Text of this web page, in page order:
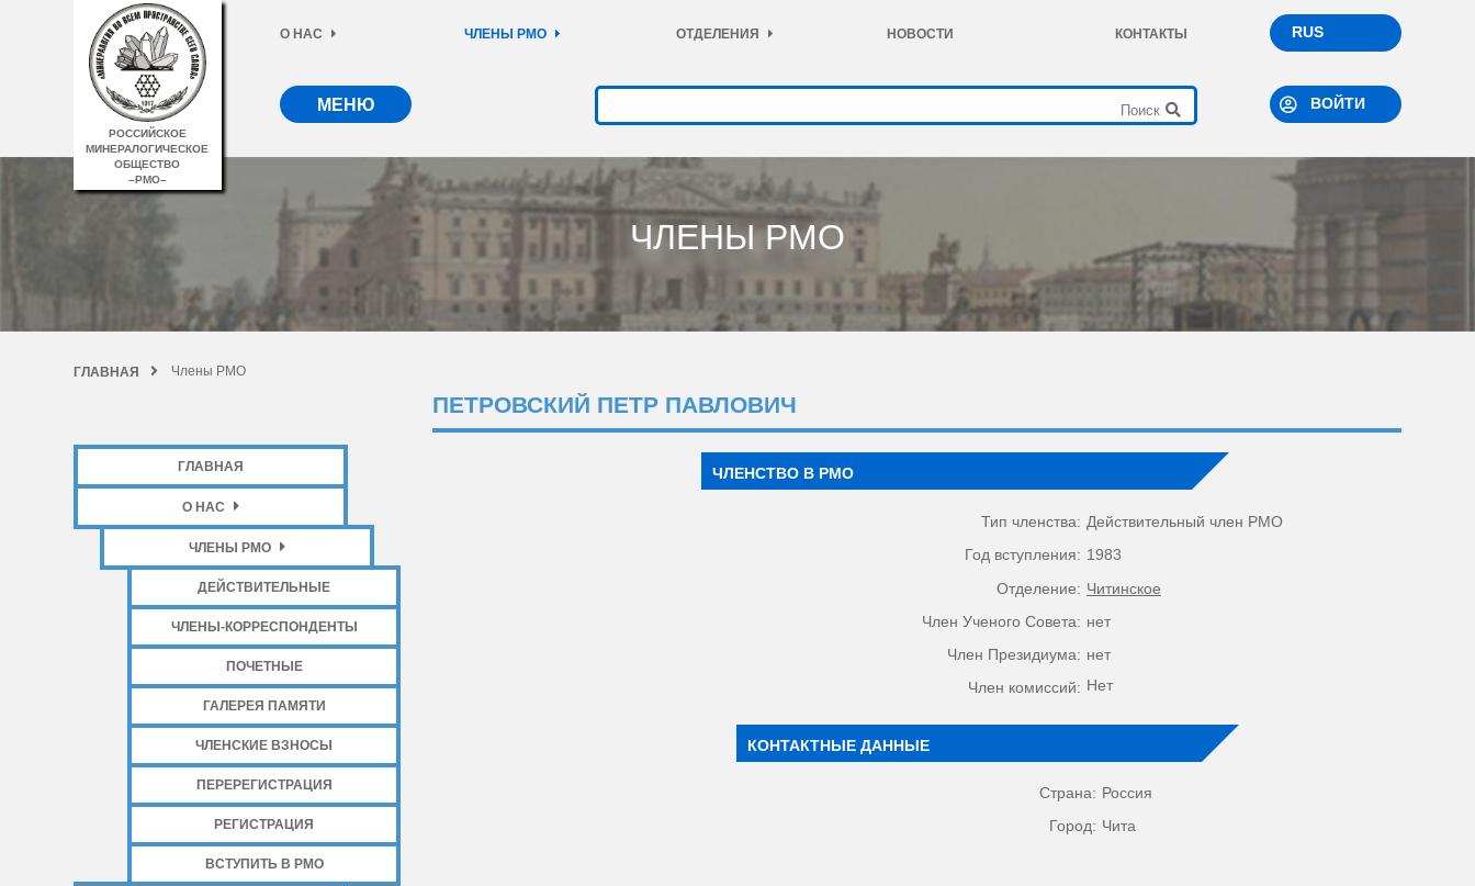
РОССИЙСКОЕ
МИНЕРАЛОГИЧЕСКОЕ
ОБЩЕСТВО
–РМО–
О НАС ЧЛЕНЫ РМО ОТДЕЛЕНИЯ НОВОСТИ КОНТАКТЫ RUS
МЕНЮ ВОЙТИ
ЧЛЕНЫ РМО
ГЛАВНАЯ Члены РМО
ГЛАВНАЯ
О НАС
ЧЛЕНЫ РМО
ДЕЙСТВИТЕЛЬНЫЕ
ЧЛЕНЫ-КОРРЕСПОНДЕНТЫ
ПОЧЕТНЫЕ
ГАЛЕРЕЯ ПАМЯТИ
ЧЛЕНСКИЕ ВЗНОСЫ
ПЕРЕРЕГИСТРАЦИЯ
РЕГИСТРАЦИЯ
ВСТУПИТЬ В РМО
ПЕТРОВСКИЙ ПЕТР ПАВЛОВИЧ
ЧЛЕНСТВО В РМО
Тип членства: Действительный член РМО
Год вступления: 1983
Отделение: Читинское
Член Ученого Совета: нет
Член Президиума: нет
Член комиссий: Нет
КОНТАКТНЫЕ ДАННЫЕ
Страна: Россия
Город: Чита